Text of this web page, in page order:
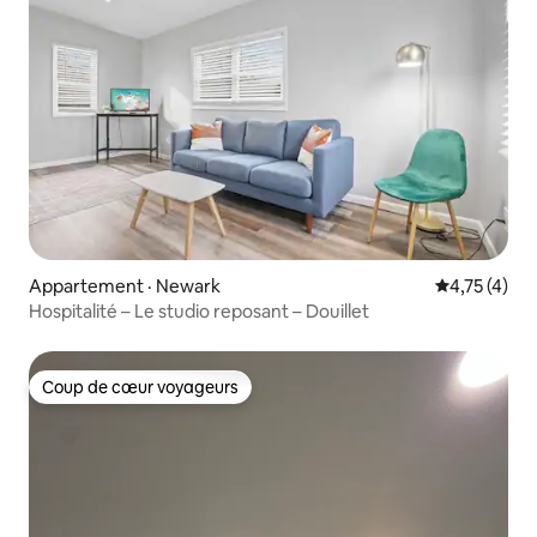
Appartement · Newark Note
4,75 (4)
Hospitalité – Le studio reposant – Douillet
Coup de cœur voyageurs
Coup de cœur voyageurs